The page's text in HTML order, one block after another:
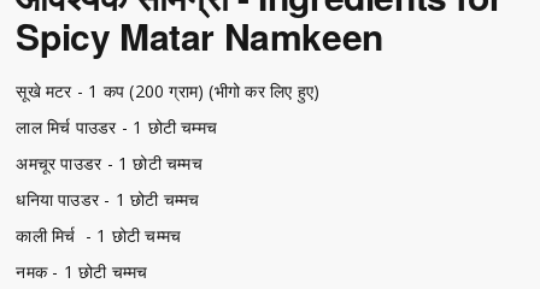
Spicy Matar Namkeen
सूखे मटर - 1 कप (200 ग्राम) (भीगो कर लिए हुए)
लाल मिर्च पाउडर - 1 छोटी चम्मच
अमचूर पाउडर - 1 छोटी चम्मच
धनिया पाउडर - 1 छोटी चम्मच
काली मिर्च - 1 छोटी चम्मच
नमक - 1 छोटी चम्मच